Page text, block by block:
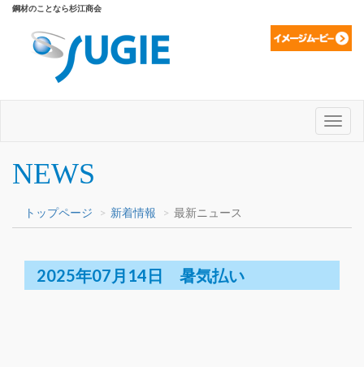
鋼材のことなら杉江商会
NEWS
トップページ 新着情報 最新ニュース
2025年07月14日 暑気払い